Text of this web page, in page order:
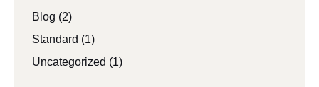
Blog (2)
Standard (1)
Uncategorized (1)